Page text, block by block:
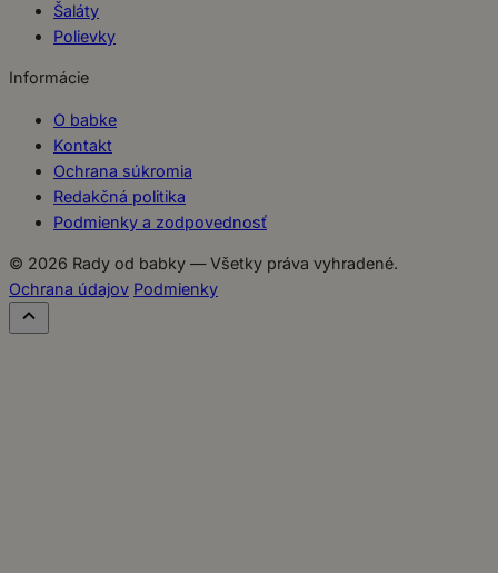
Šaláty
Polievky
Informácie
O babke
Kontakt
Ochrana súkromia
Redakčná politika
Podmienky a zodpovednosť
© 2026 Rady od babky — Všetky práva vyhradené.
Ochrana údajov Podmienky